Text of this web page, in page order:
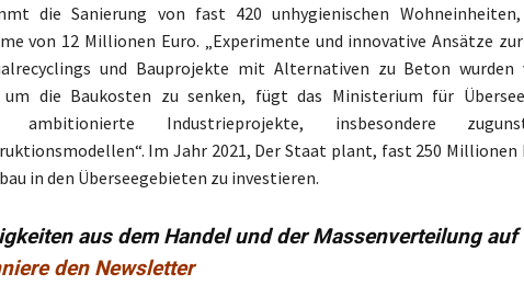
die Sanierung von fast 420 unhygienischen
von 12 Millionen Euro. „Experimente und innovative Ansätze
und Bauprojekte mit Alternativen zu Beton wurden
die Baukosten zu senken, fügt das Ministerium für
ambitionierte Industrieprojekte, insbesondere
Im Jahr 2021, Der Staat plant, fast 250 Millionen
in den Überseegebieten zu investieren.
aus dem Handel und der Massenverteilung auf
den Newsletter